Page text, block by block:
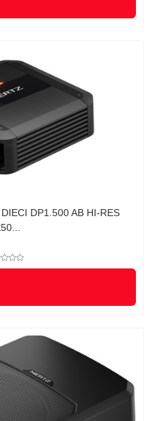
DP1.500 AB HI-RES